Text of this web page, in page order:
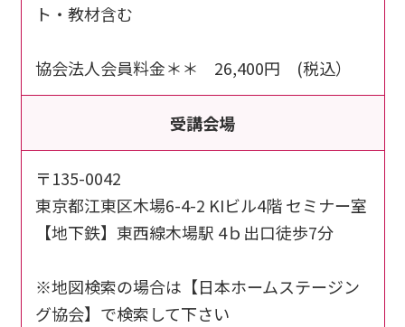
ト・教材含む
協会法人会員料金＊＊ 26,400円 (税込）
受講会場
〒135-0042
東京都江東区木場6-4-2 KIビル4階 セミナー室
【地下鉄】東西線木場駅 4ｂ出口徒歩7分
※地図検索の場合は【日本ホームステージン
グ協会】で検索して下さい